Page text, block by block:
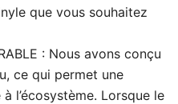
que vous souhaitez
: Nous avons conçu
ce qui permet une
l’écosystème. Lorsque le